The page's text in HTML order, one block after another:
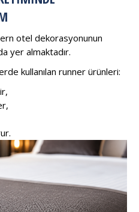
otel dekorasyonunun
yer almaktadır.
kullanılan runner ürünleri: